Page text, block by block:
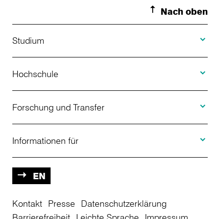
Nach oben
Studium
Studienangebot
Bewerbung
Studienberatung
Weiterbildung
Studienkolleg
Hochschule
Über uns
Aktuelles
Veranstaltungen
Einrichtungen
Forschung und Transfer
Projekte
Informationen für
Studieninteressierte
Studierende
EN
Kontakt Presse
Datenschutzerklärung